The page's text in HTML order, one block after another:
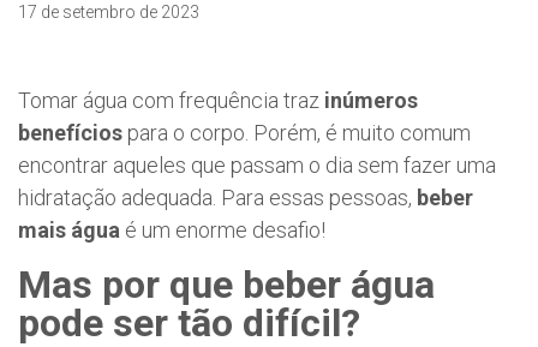
17 de setembro de 2023
Tomar água com frequência traz inúmeros
benefícios para o corpo. Porém, é muito comum
encontrar aqueles que passam o dia sem fazer uma
hidratação adequada. Para essas pessoas, beber
mais água é um enorme desafio!
Mas por que beber água
pode ser tão difícil?